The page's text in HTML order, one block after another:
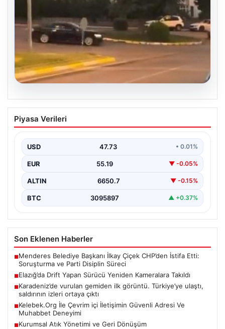
Elazığ’da Drift Yapan Sürücü Yeniden
Kameralara Takıldı
sürücü, geçtiğimiz aylarda plakasını gizleyerek yaptığı
drift…
Piyasa Verileri
USD 47.73 • 0.01%
EUR 55.19 ▼ -0.05%
ALTIN 6650.7 ▼ -0.15%
BTC 3095897 ▲ +0.37%
Son Eklenen Haberler
■Menderes Belediye Başkanı İlkay Çiçek CHP’den İstifa Etti:
Soruşturma ve Parti Disiplin Süreci
■Elazığ’da Drift Yapan Sürücü Yeniden Kameralara Takıldı
■Karadeniz’de vurulan gemiden ilk görüntü. Türkiye’ye ulaştı,
saldırının izleri ortaya çıktı
■Kelebek.Org İle Çevrim içi İletişimin Güvenli Adresi Ve
Muhabbet Deneyimi
■Kurumsal Atık Yönetimi ve Geri Dönüşüm